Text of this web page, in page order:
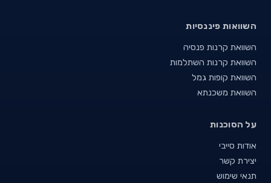
השוואות פיננסיות
השוואת קרנות פנסיה
השוואת קרנות השתלמות
השוואת קופות גמל
השוואת משכנתא
על הסוכנות
אודות סייבי
יצירת קשר
תנאי שימוש